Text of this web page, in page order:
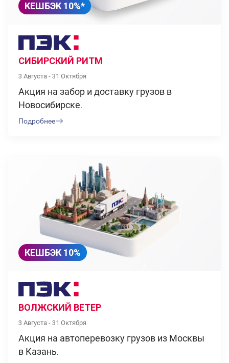
КЕШБЭК 10%*
СИБИРСКИЙ РИТМ
3 Августа - 31 Октября
Акция на забор и доставку грузов в
Новосибирске.
Подробнее
КЕШБЭК 10%
ВОЛЖСКИЙ ВЕТЕР
3 Августа - 31 Октября
Акция на автоперевозку грузов из Москвы
в Казань.